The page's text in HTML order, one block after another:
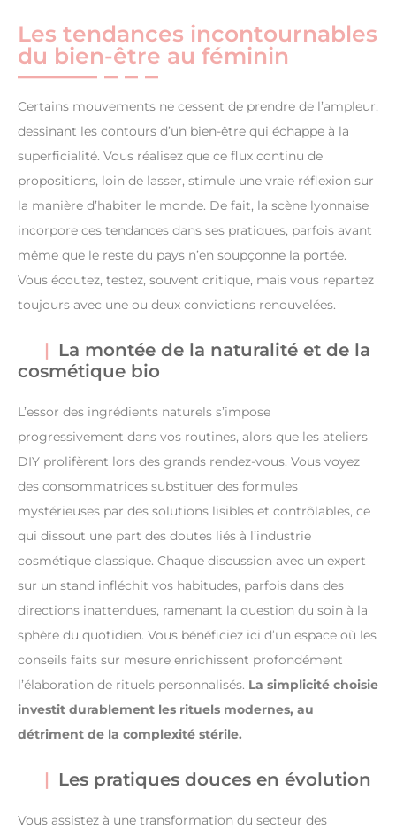
Les tendances incontournables
du bien-être au féminin
Certains mouvements ne cessent de prendre de l’ampleur,
dessinant les contours d’un bien-être qui échappe à la
superficialité. Vous réalisez que ce flux continu de
propositions, loin de lasser, stimule une vraie réflexion sur
la manière d’habiter le monde. De fait, la scène lyonnaise
incorpore ces tendances dans ses pratiques, parfois avant
même que le reste du pays n’en soupçonne la portée.
Vous écoutez, testez, souvent critique, mais vous repartez
toujours avec une ou deux convictions renouvelées.
La montée de la naturalité et de la
cosmétique bio
L’essor des ingrédients naturels s’impose
progressivement dans vos routines, alors que les ateliers
DIY prolifèrent lors des grands rendez-vous. Vous voyez
des consommatrices substituer des formules
mystérieuses par des solutions lisibles et contrôlables, ce
qui dissout une part des doutes liés à l’industrie
cosmétique classique. Chaque discussion avec un expert
sur un stand infléchit vos habitudes, parfois dans des
directions inattendues, ramenant la question du soin à la
sphère du quotidien. Vous bénéficiez ici d’un espace où les
conseils faits sur mesure enrichissent profondément
l’élaboration de rituels personnalisés. La simplicité choisie
investit durablement les rituels modernes, au
détriment de la complexité stérile.
Les pratiques douces en évolution
Vous assistez à une transformation du secteur des